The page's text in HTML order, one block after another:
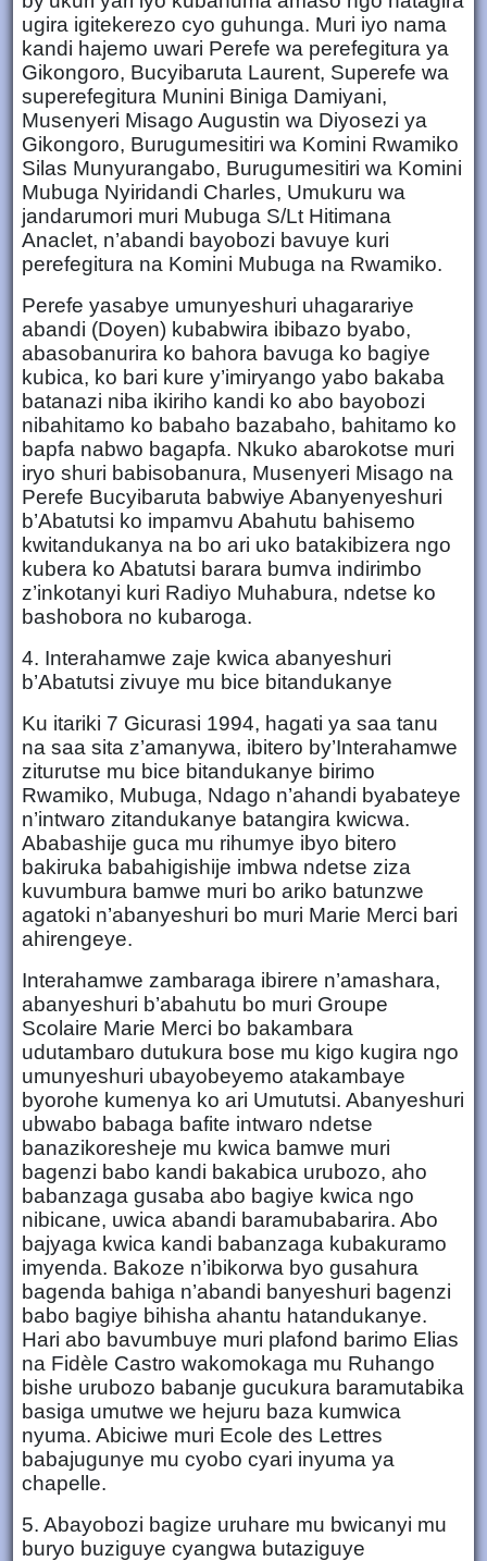
ugira igitekerezo cyo guhunga. Muri iyo nama
kandi hajemo uwari Perefe wa perefegitura ya
Gikongoro, Bucyibaruta Laurent, Superefe wa
superefegitura Munini Biniga Damiyani,
Musenyeri Misago Augustin wa Diyosezi ya
Gikongoro, Burugumesitiri wa Komini Rwamiko
Silas Munyurangabo, Burugumesitiri wa Komini
Mubuga Nyiridandi Charles, Umukuru wa
jandarumori muri Mubuga S/Lt Hitimana
Anaclet, n’abandi bayobozi bavuye kuri
perefegitura na Komini Mubuga na Rwamiko.
Perefe yasabye umunyeshuri uhagarariye
abandi (Doyen) kubabwira ibibazo byabo,
abasobanurira ko bahora bavuga ko bagiye
kubica, ko bari kure y’imiryango yabo bakaba
batanazi niba ikiriho kandi ko abo bayobozi
nibahitamo ko babaho bazabaho, bahitamo ko
bapfa nabwo bagapfa. Nkuko abarokotse muri
iryo shuri babisobanura, Musenyeri Misago na
Perefe Bucyibaruta babwiye Abanyenyeshuri
b’Abatutsi ko impamvu Abahutu bahisemo
kwitandukanya na bo ari uko batakibizera ngo
kubera ko Abatutsi barara bumva indirimbo
z’inkotanyi kuri Radiyo Muhabura, ndetse ko
bashobora no kubaroga.
4. Interahamwe zaje kwica abanyeshuri
b’Abatutsi zivuye mu bice bitandukanye
Ku itariki 7 Gicurasi 1994, hagati ya saa tanu
na saa sita z’amanywa, ibitero by’Interahamwe
ziturutse mu bice bitandukanye birimo
Rwamiko, Mubuga, Ndago n’ahandi byabateye
n’intwaro zitandukanye batangira kwicwa.
Ababashije guca mu rihumye ibyo bitero
bakiruka babahigishije imbwa ndetse ziza
kuvumbura bamwe muri bo ariko batunzwe
agatoki n’abanyeshuri bo muri Marie Merci bari
ahirengeye.
Interahamwe zambaraga ibirere n’amashara,
abanyeshuri b’abahutu bo muri Groupe
Scolaire Marie Merci bo bakambara
udutambaro dutukura bose mu kigo kugira ngo
umunyeshuri ubayobeyemo atakambaye
byorohe kumenya ko ari Umututsi. Abanyeshuri
ubwabo babaga bafite intwaro ndetse
banazikoresheje mu kwica bamwe muri
bagenzi babo kandi bakabica urubozo, aho
babanzaga gusaba abo bagiye kwica ngo
nibicane, uwica abandi baramubabarira. Abo
bajyaga kwica kandi babanzaga kubakuramo
imyenda. Bakoze n’ibikorwa byo gusahura
bagenda bahiga n’abandi banyeshuri bagenzi
babo bagiye bihisha ahantu hatandukanye.
Hari abo bavumbuye muri plafond barimo Elias
na Fidèle Castro wakomokaga mu Ruhango
bishe urubozo babanje gucukura baramutabika
basiga umutwe we hejuru baza kumwica
nyuma. Abiciwe muri Ecole des Lettres
babajugunye mu cyobo cyari inyuma ya
chapelle.
5. Abayobozi bagize uruhare mu bwicanyi mu
buryo buziguye cyangwa butaziguye